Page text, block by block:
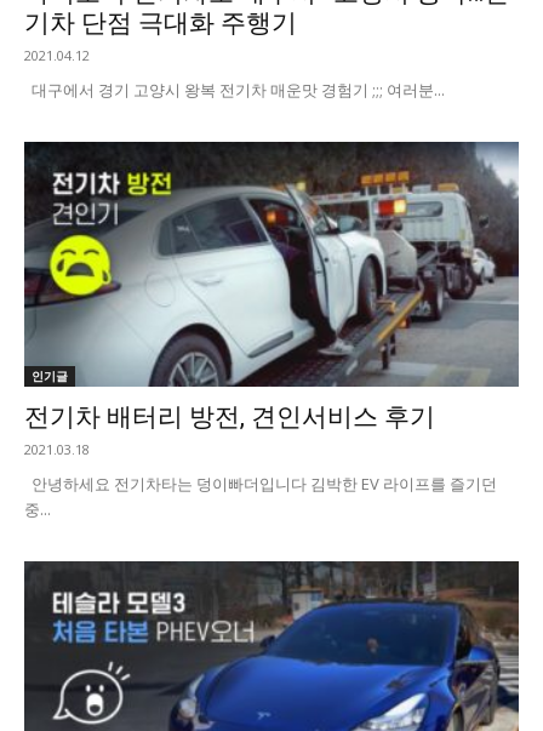
기차 단점 극대화 주행기
2021.04.12
대구에서 경기 고양시 왕복 전기차 매운맛 경험기 ;;; 여러분...
인기글
전기차 배터리 방전, 견인서비스 후기
2021.03.18
안녕하세요 전기차타는 덩이빠더입니다 김박한 EV 라이프를 즐기던
중...